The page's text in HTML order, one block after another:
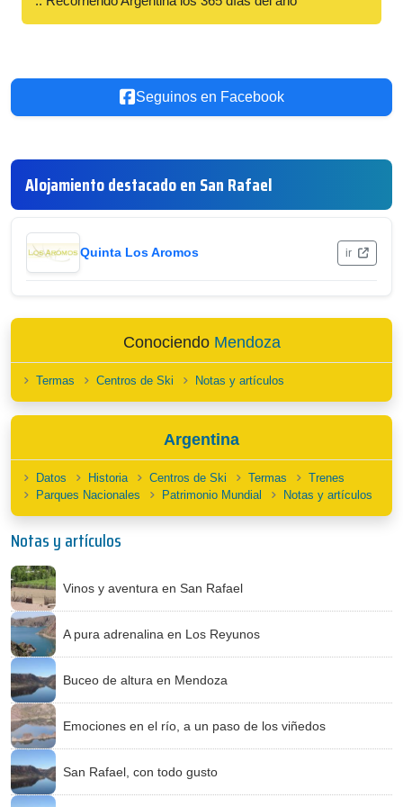
Seguinos en Facebook
Alojamiento destacado en San Rafael
Quinta Los Aromos ir
Conociendo Mendoza
Termas Centros de Ski Notas y artículos
Argentina
Datos Historia Centros de Ski Termas
Trenes
Parques Nacionales
Patrimonio Mundial Notas y artículos
Notas y artículos
Vinos y aventura en San Rafael
A pura adrenalina en Los Reyunos
Buceo de altura en Mendoza
Emociones en el río, a un paso de los viñedos
San Rafael, con todo gusto